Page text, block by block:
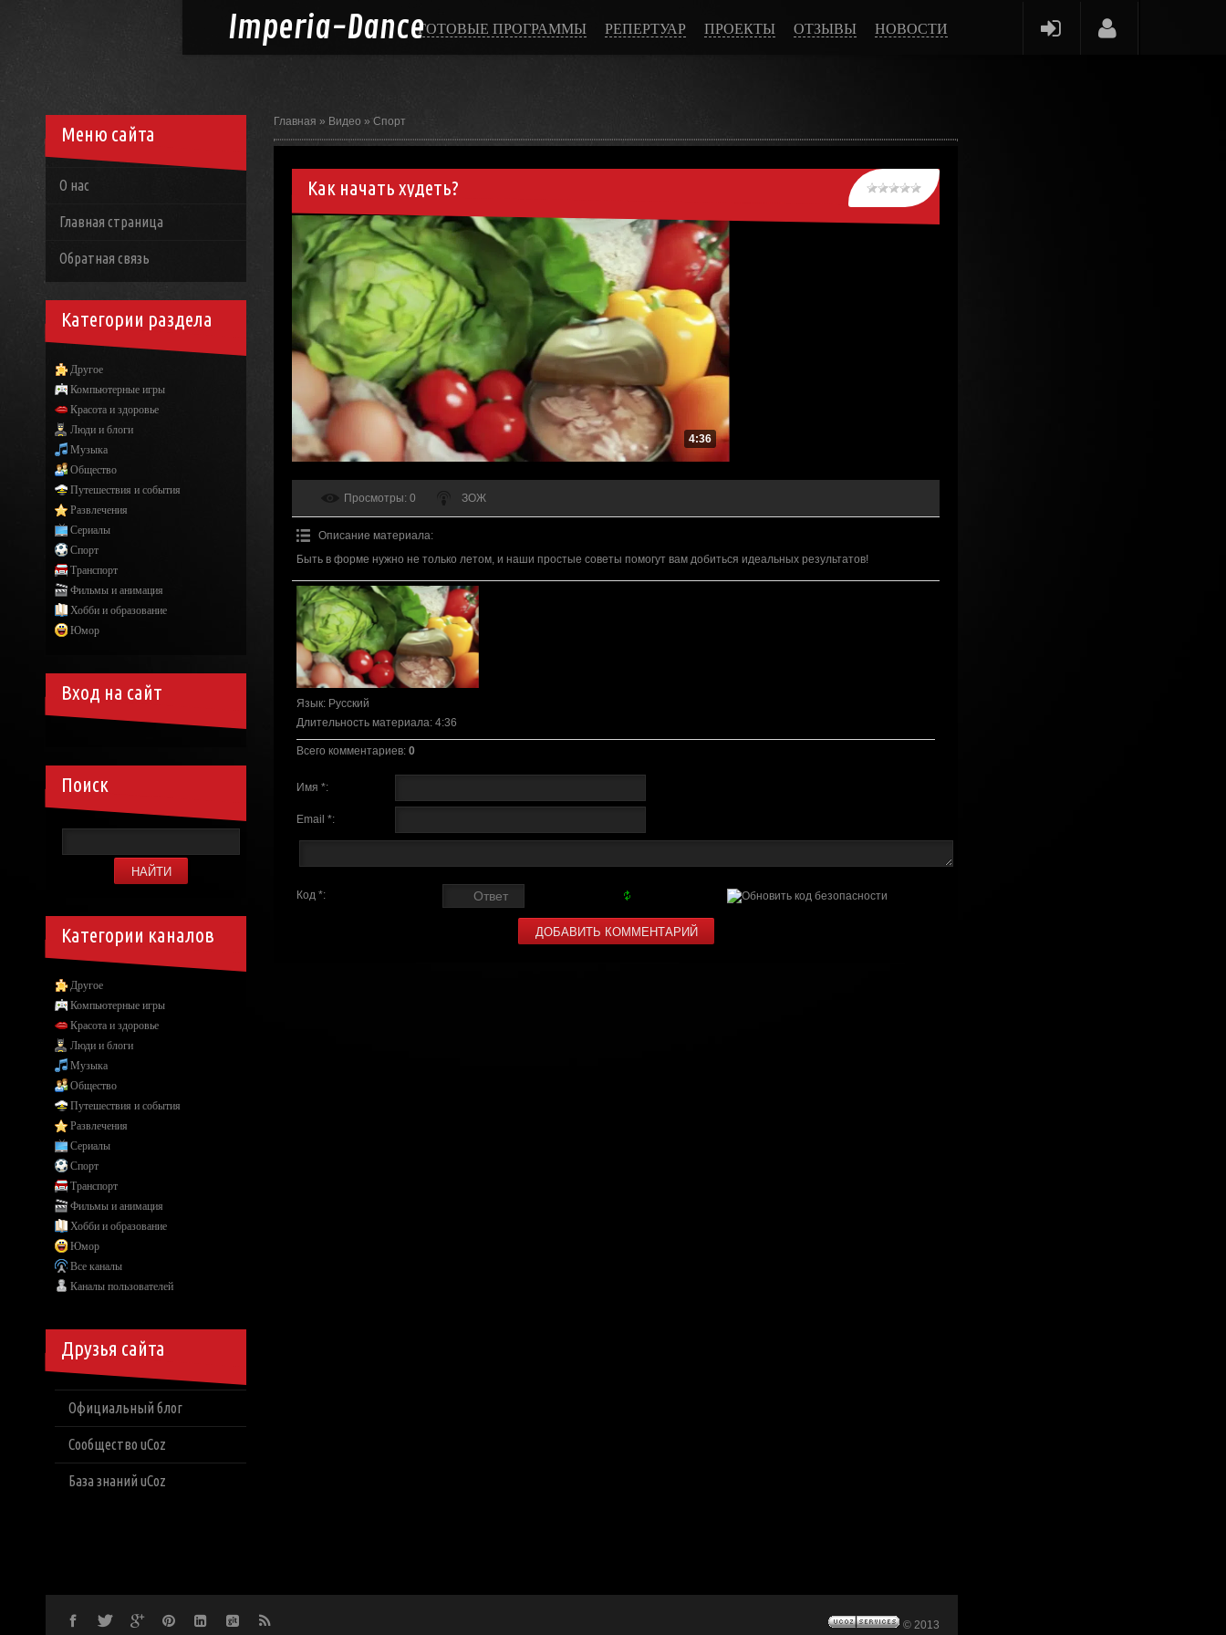
Imperia-DanceГОТОВЫЕ ПРОГРАММЫ РЕПЕРТУАР ПРОЕКТЫ ОТЗЫВЫ НОВОСТИ
Главная » Видео » Спорт
Как начать худеть?
4:36
Просмотры: 0 ЗОЖ
Описание материала:
Быть в форме нужно не только летом, и наши простые советы помогут вам добиться идеальных результатов!
Язык: Русский
Длительность материала: 4:36
Всего комментариев: 0
Имя *:
Email *:
Код *:
Меню сайта
О нас
Главная страница
Обратная связь
Категории раздела
Другое
Компьютерные игры
Красота и здоровье
Люди и блоги
Музыка
Общество
Путешествия и события
Развлечения
Сериалы
Спорт
Транспорт
Фильмы и анимация
Хобби и образование
Юмор
Вход на сайт
Поиск
Категории каналов
Другое
Компьютерные игры
Красота и здоровье
Люди и блоги
Музыка
Общество
Путешествия и события
Развлечения
Сериалы
Спорт
Транспорт
Фильмы и анимация
Хобби и образование
Юмор
Все каналы
Каналы пользователей
Друзья сайта
Официальный блог
Сообщество uCoz
База знаний uCoz
© 2013